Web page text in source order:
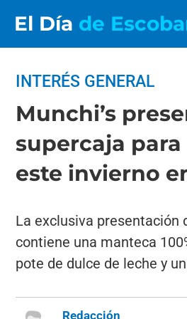
El Día de
INTERÉS GENERAL
Munchi’s
supercaja
este invierno
La exclusiva presentación
contiene una manteca
pote de dulce de leche y
Redacción